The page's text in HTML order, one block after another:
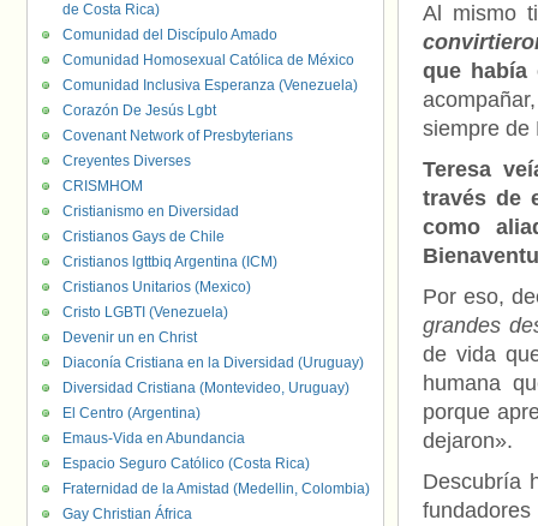
Al mismo
que había
siempre de
Teresa
través de
como
Por eso,
grandes
de vida
humana
porque
dejaron».
Descubría
de Costa Rica)
Comunidad del Discípulo Amado
Comunidad Homosexual Católica de México
Comunidad Inclusiva Esperanza (Venezuela)
Corazón De Jesús Lgbt
Covenant Network of Presbyterians
Creyentes Diverses
CRISMHOM
Cristianismo en Diversidad
Cristianos Gays de Chile
Cristianos lgttbiq Argentina (ICM)
Cristianos Unitarios (Mexico)
Cristo LGBTI (Venezuela)
Devenir un en Christ
Diaconía Cristiana en la Diversidad (Uruguay)
Diversidad Cristiana (Montevideo, Uruguay)
El Centro (Argentina)
Emaus-Vida en Abundancia
Espacio Seguro Católico (Costa Rica)
Fraternidad de la Amistad (Medellin, Colombia)
Gay Christian África